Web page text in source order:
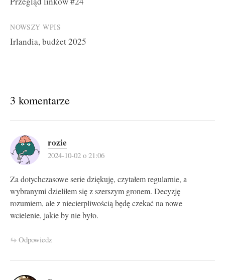
navigation
NOWSZY WPIS
Irlandia, budżet 2025
3 komentarze
rozie
2024-10-02 o 21:06
Za dotychczasowe serie dziękuję, czytałem regularnie, a
wybranymi dzieliłem się z szerszym gronem. Decyzję
rozumiem, ale z niecierpliwością będę czekać na nowe
wcielenie, jakie by nie było.
Odpowiedz